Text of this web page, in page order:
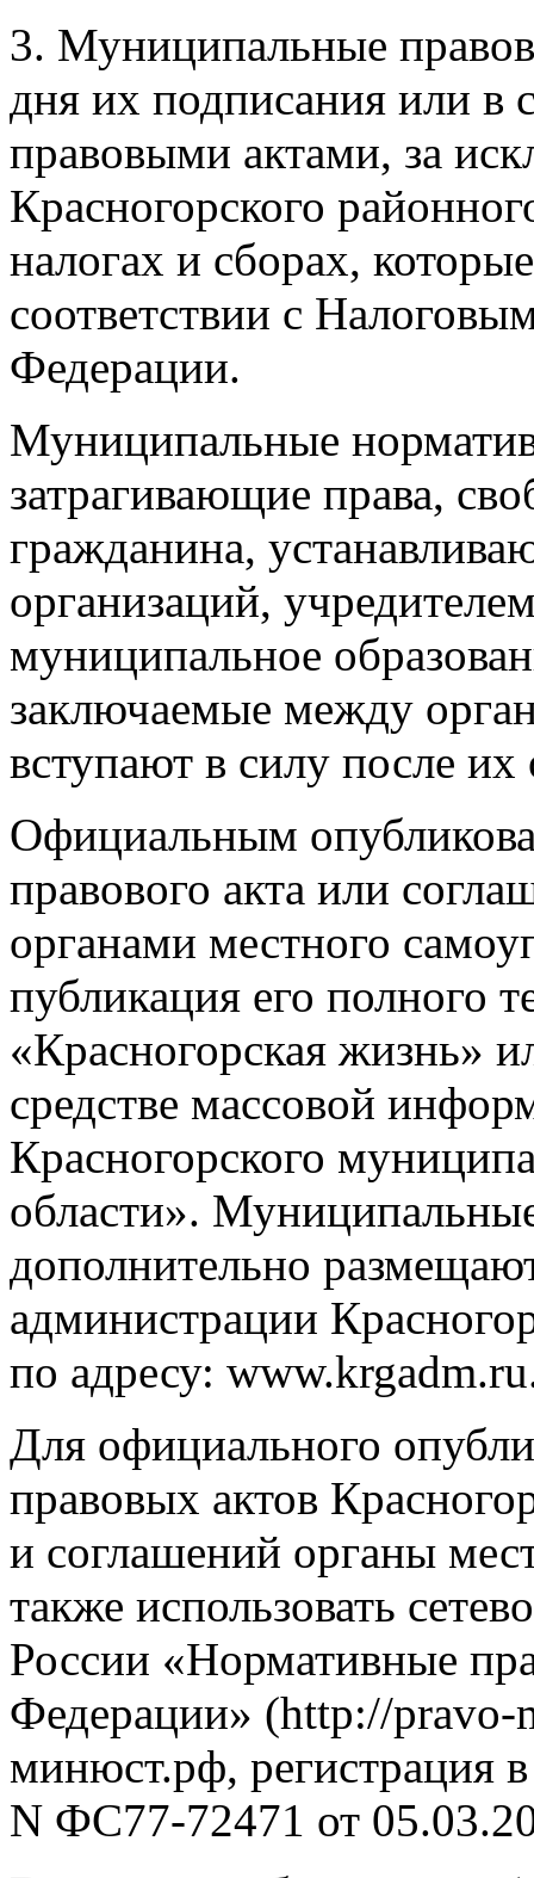
3. Муниципальные
дня их подписания или в
правовыми актами, за
Красногорского
налогах и сборах,
соответствии с
Федерации.
Муниципальные
затрагивающие права,
гражданина,
организаций,
муниципальное
заключаемые между
вступают в силу после
Официальным
правового акта или
органами местного
публикация его полного
«Красногорская жизнь»
средстве массовой
Красногорского
области».
дополнительно
администрации
по адресу:
Для официального
правовых актов
и соглашений органы
также использовать
России «Нормативные
Федерации» (http://
минюст.рф, регистрация в
N ФC77-72471 от